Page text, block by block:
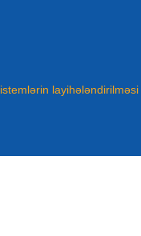
layihələndirilməsi